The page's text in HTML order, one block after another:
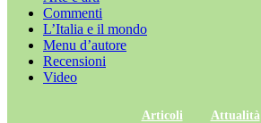
Commenti
L’Italia e il mondo
Menu d’autore
Recensioni
Video
Articoli Attualità